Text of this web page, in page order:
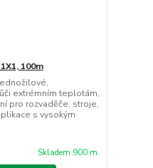
100m
extrémním teplotám,
pro rozvaděče, stroje,
s vysokým
Skladem 900 m